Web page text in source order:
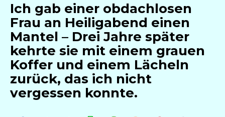
Ich gab einer obdachlosen
Frau an Heiligabend einen
Mantel – Drei Jahre später
kehrte sie mit einem grauen
Koffer und einem Lächeln
zurück, das ich nicht
vergessen konnte.